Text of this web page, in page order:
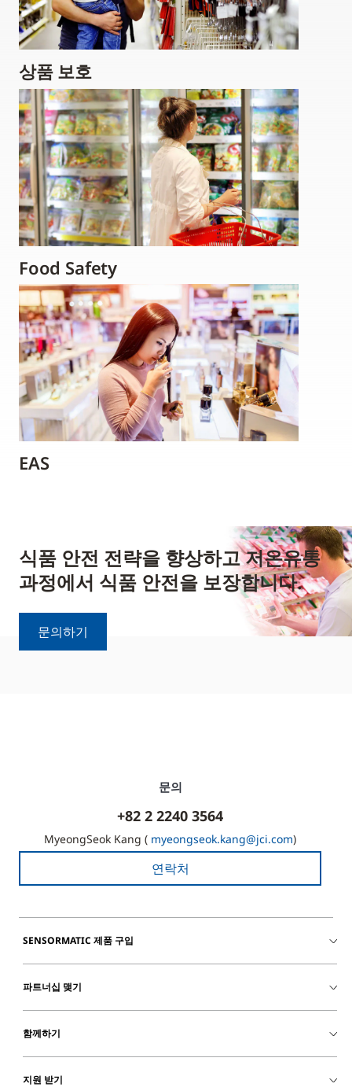
상품 보호
Food Safety
EAS
식품 안전 전략을 향상하고 저온유통
과정에서 식품 안전을 보장합니다.
문의하기
문의
+82 2 2240 3564
MyeongSeok Kang ( myeongseok.kang@jci.com)
연락처
SENSORMATIC 제품 구입
파트너십 맺기
함께하기
지원 받기